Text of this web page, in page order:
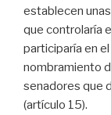
establecen
que controlaría
participaría en
nombramiento
senadores que
(artículo 15).